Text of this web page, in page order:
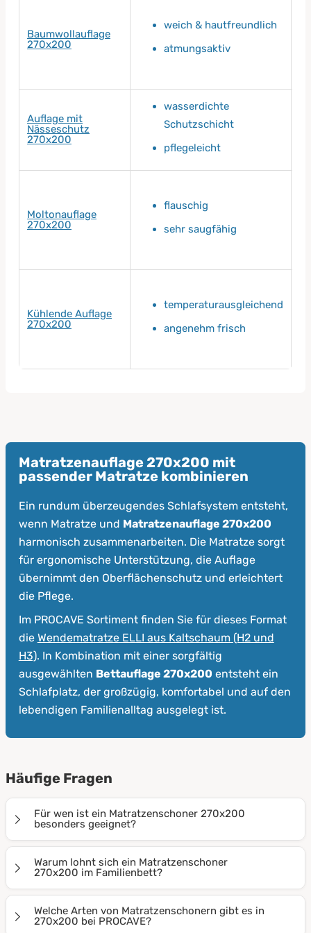
Baumwollauflage
270x200
weich & hautfreundlich
atmungsaktiv
Auflage mit
Nässeschutz
270x200
wasserdichte
Schutzschicht
pflegeleicht
Moltonauflage
270x200
flauschig
sehr saugfähig
Kühlende Auflage
270x200
temperaturausgleichend
angenehm frisch
Matratzenauflage 270x200 mit
passender Matratze kombinieren
Ein rundum überzeugendes Schlafsystem entsteht,
wenn Matratze und Matratzenauflage 270x200
harmonisch zusammenarbeiten. Die Matratze sorgt
für ergonomische Unterstützung, die Auflage
übernimmt den Oberflächenschutz und erleichtert
die Pflege.
Im PROCAVE Sortiment finden Sie für dieses Format
die Wendematratze ELLI aus Kaltschaum (H2 und
H3). In Kombination mit einer sorgfältig
ausgewählten Bettauflage 270x200 entsteht ein
Schlafplatz, der großzügig, komfortabel und auf den
lebendigen Familienalltag ausgelegt ist.
Häufige Fragen
Für wen ist ein Matratzenschoner 270x200
besonders geeignet?
für sehr große Doppelbetten und Familienbetten, in
denen mehrere Personen gleichzeitig schlafen. Diese
Größe wird häufig genutzt, wenn zwei Matratzen zu
einer durchgehenden Liegefläche kombiniert werden
Warum lohnt sich ein Matratzenschoner
270x200 im Familienbett?
beansprucht. Kinder krabbeln, spielen und schlafen
Welche Arten von Matratzenschonern gibt es in
270x200 bei PROCAVE?